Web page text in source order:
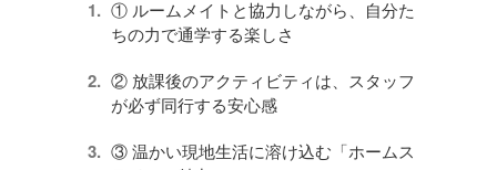
① ルームメイトと協力しながら、自分た
ちの力で通学する楽しさ
② 放課後のアクティビティは、スタッフ
が必ず同行する安心感
③ 温かい現地生活に溶け込む「ホームス